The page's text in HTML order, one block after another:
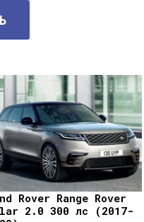
Rover Range Rover
2.0 300 лс (2017-